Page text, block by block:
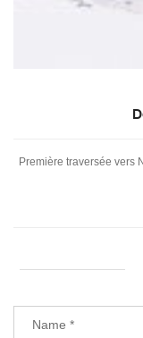
Première traversée vers